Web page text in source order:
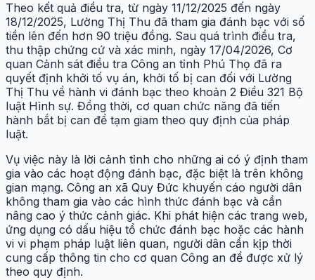
Theo kết quả điều tra, từ ngày 11/12/2025 đến ngày
18/12/2025, Lường Thị Thu đã tham gia đánh bạc với số
tiền lên đến hơn 90 triệu đồng. Sau quá trình điều tra,
thu thập chứng cứ và xác minh, ngày 17/04/2026, Cơ
quan Cảnh sát điều tra Công an tỉnh Phú Thọ đã ra
quyết định khởi tố vụ án, khởi tố bị can đối với Lường
Thị Thu về hành vi đánh bạc theo khoản 2 Điều 321 Bộ
luật Hình sự. Đồng thời, cơ quan chức năng đã tiến
hành bắt bị can để tạm giam theo quy định của pháp
luật.
Vụ việc này là lời cảnh tỉnh cho những ai có ý định tham
gia vào các hoạt động đánh bạc, đặc biệt là trên không
gian mạng. Công an xã Quy Đức khuyến cáo người dân
không tham gia vào các hình thức đánh bạc và cần
nâng cao ý thức cảnh giác. Khi phát hiện các trang web,
ứng dụng có dấu hiệu tổ chức đánh bạc hoặc các hành
vi vi phạm pháp luật liên quan, người dân cần kịp thời
cung cấp thông tin cho cơ quan Công an để được xử lý
theo quy định.